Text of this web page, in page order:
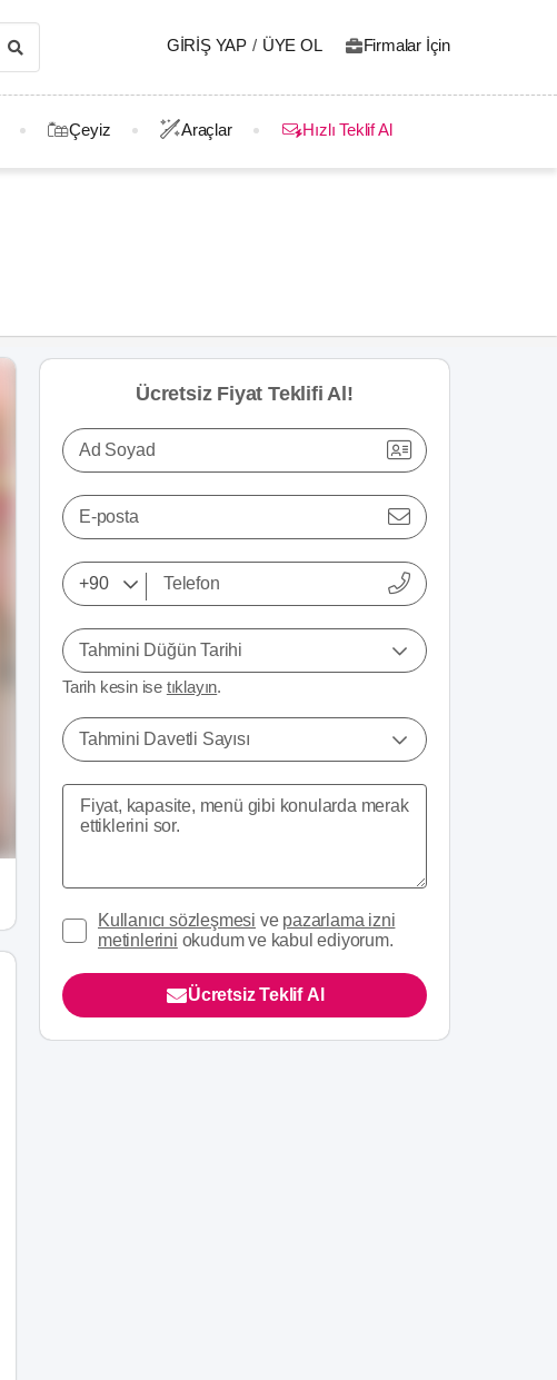
GIRIŞ YAP / ÜYE OL Firmalar İçin
Çeyiz Araçlar Hızlı Teklif Al
Ücretsiz Fiyat Teklifi Al!
Ad Soyad
E-posta
Tahmini Düğün Tarihi
Tarih kesin ise tıklayın.
Tahmini Davetli Sayısı
Kullanıcı sözleşmesi ve pazarlama izni
metinlerini okudum ve kabul ediyorum.
Ücretsiz Teklif Al